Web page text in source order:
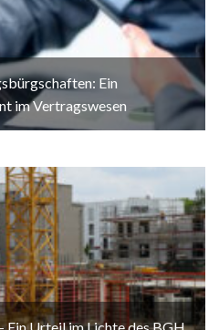
Ein
im Vertragswesen